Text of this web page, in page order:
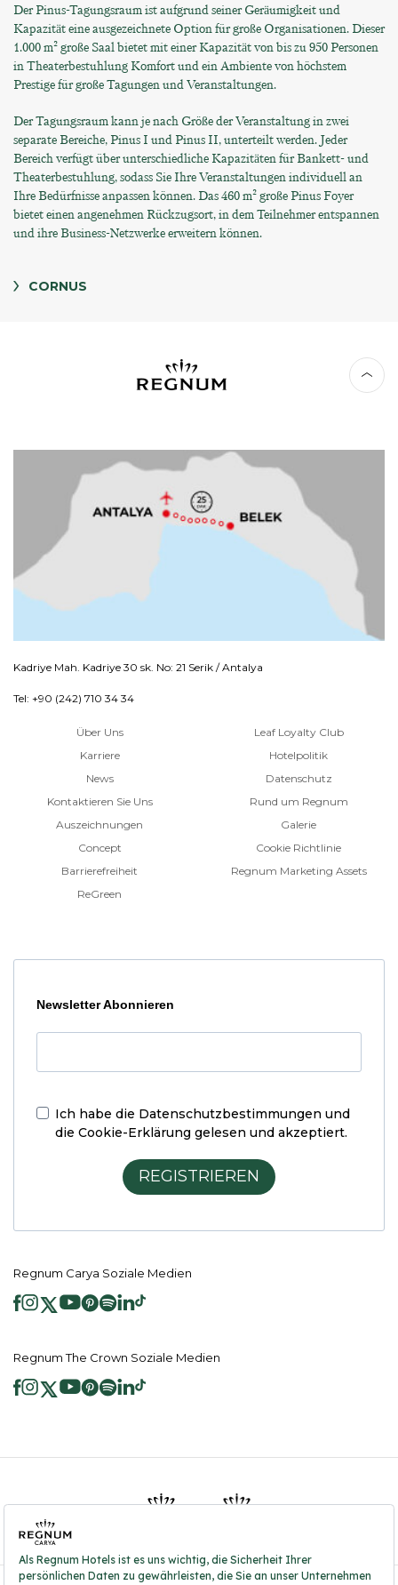
Der Pinus-Tagungsraum ist aufgrund seiner Geräumigkeit und
Kapazität eine ausgezeichnete Option für große Organisationen. Dieser
1.000 m² große Saal bietet mit einer Kapazität von bis zu 950 Personen
in Theaterbestuhlung Komfort und ein Ambiente von höchstem
Prestige für große Tagungen und Veranstaltungen.
Der Tagungsraum kann je nach Größe der Veranstaltung in zwei
separate Bereiche, Pinus I und Pinus II, unterteilt werden. Jeder
Bereich verfügt über unterschiedliche Kapazitäten für Bankett- und
Theaterbestuhlung, sodass Sie Ihre Veranstaltungen individuell an
Ihre Bedürfnisse anpassen können. Das 460 m² große Pinus Foyer
bietet einen angenehmen Rückzugsort, in dem Teilnehmer entspannen
und ihre Business-Netzwerke erweitern können.
CORNUS
Kadriye Mah. Kadriye 30 sk. No: 21 Serik / Antalya
Tel: +90 (242) 710 34 34
Über Uns
Karriere
News
Kontaktieren Sie Uns
Auszeichnungen
Concept
Barrierefreiheit
ReGreen
Leaf Loyalty Club
Hotelpolitik
Datenschutz
Rund um Regnum
Galerie
Cookie Richtlinie
Regnum Marketing Assets
Newsletter Abonnieren
Ich habe die Datenschutzbestimmungen und
die Cookie-Erklärung gelesen und akzeptiert.
REGISTRIEREN
Regnum Carya Soziale Medien
Regnum The Crown Soziale Medien